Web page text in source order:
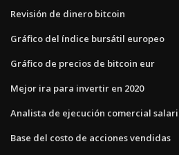
Revisión de dinero bitcoin
Gráfico del índice bursátil europeo
Gráfico de precios de bitcoin eur
Mejor ira para invertir en 2020
Analista de ejecución comercial
Base del costo de acciones vendidas